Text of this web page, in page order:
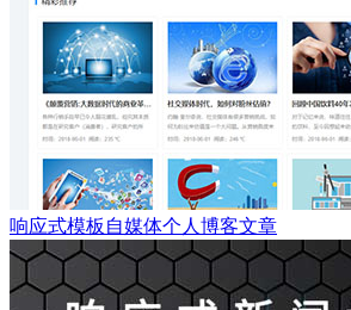
响应式模板自媒体个人博客文章